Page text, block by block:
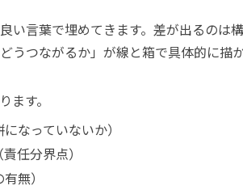
い言葉で埋めてきます。差が出るのは
つながるか」が線と箱で具体的に描
ます。
になっていないか）
責任分界点）
無）